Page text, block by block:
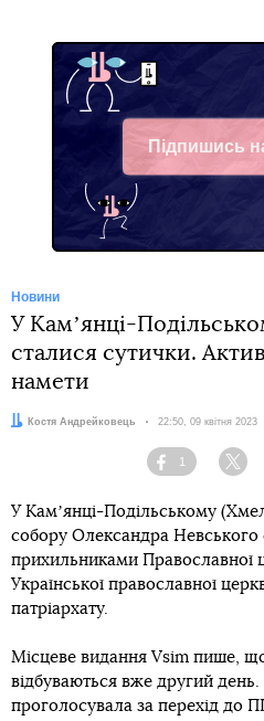
Підпишись
Telegram
Новини
У Камʼянці-
сталися сутички.
намети
Автор:Костя Андрейковець Дата:
22:50, 09 квітня 2023
Facebook
1
У Камʼянці-Подільському
собору Олександра Невського
прихильниками Православної
Української православної
патріархату.
Місцеве видання Vsim пише,
відбуваються вже другий день.
проголосувала за перехід до